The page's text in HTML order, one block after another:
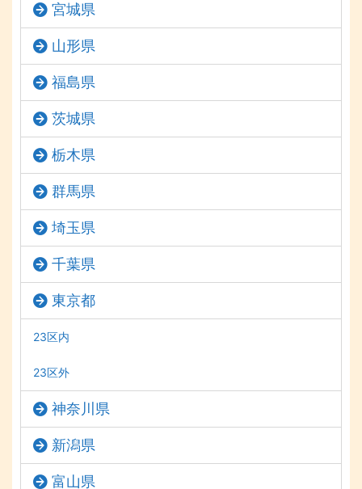
宮城県
山形県
福島県
茨城県
栃木県
群馬県
埼玉県
千葉県
東京都
23区内
23区外
神奈川県
新潟県
富山県